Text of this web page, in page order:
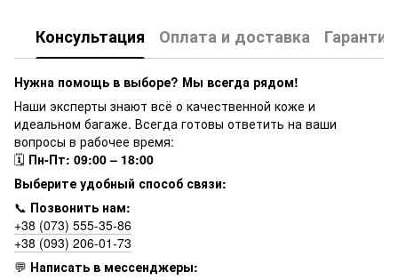
Консультация Оплата и доставка Гарантия
Нужна помощь в выборе? Мы всегда рядом!
Наши эксперты знают всё о качественной коже и
идеальном багаже. Всегда готовы ответить на ваши
вопросы в рабочее время:
🗓 Пн-Пт: 09:00 – 18:00
Выберите удобный способ связи:
📞 Позвонить нам:
+38 (073) 555-35-86
+38 (093) 206-01-73
💬 Написать в мессенджеры: